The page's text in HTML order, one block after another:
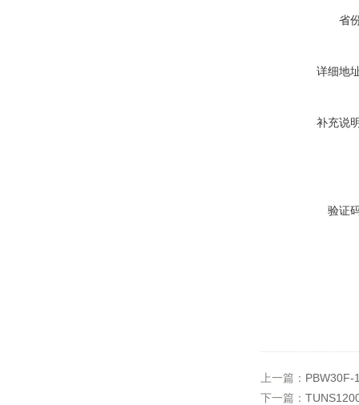
省
详细地
补充说
验证
上一篇： PBW30F-
下一篇：